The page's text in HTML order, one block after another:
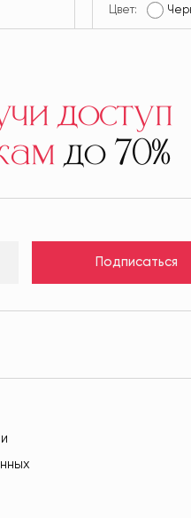
Цвет:
доступ
до 70%
Подписаться